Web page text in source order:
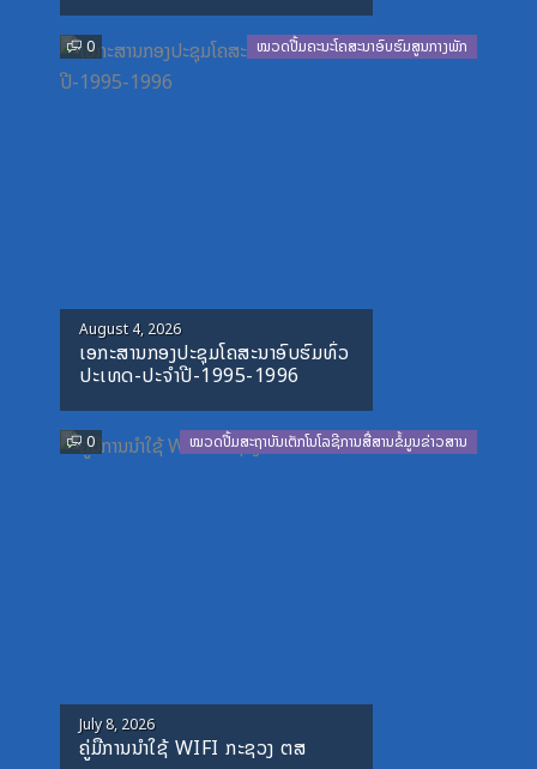
0 ໝວດປື້ມຄະນະໂຄສະນາອົບຮົມສູນກາງພັກ
Posted
on
August 4, 2026
ເອກະສານກອງປະຊຸມໂຄສະນາອົບຮົມທົ່ວ
ປະເທດ-ປະຈໍາປີ-1995-1996
0 ໝວດປື້ມສະຖາບັນເຕັກໂນໂລຊີການສື່ສານຂໍ້ມູນຂ່າວສານ
Posted
on
July 8, 2026
ຄູ່ມືການນຳໃຊ້ WIFI ກະຊວງ ຕສ